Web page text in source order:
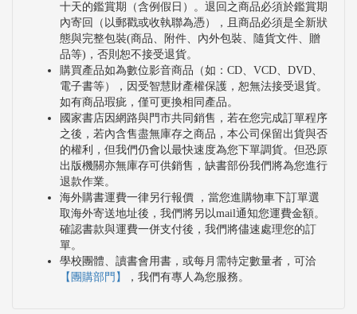
十天的鑑賞期（含例假日）。退回之商品必須於鑑賞期
內寄回（以郵戳或收執聯為憑），且商品必須是全新狀
態與完整包裝(商品、附件、內外包裝、隨貨文件、贈
品等)，否則恕不接受退貨。
購買產品如為數位影音商品（如：CD、VCD、DVD、
電子書等），因受智慧財產權保護，恕無法接受退貨。
如有商品瑕疵，僅可更換相同產品。
國家書店因網路與門市共同銷售，若在您完成訂單程序
之後，若內含售盡無庫存之商品，本公司保留出貨與否
的權利，但我們仍會以最快速度為您下單調貨。但恐原
出版機關亦無庫存可供銷售，缺書部份我們將為您進行
退款作業。
海外購書運費一律另行報價 ，當您進購物車下訂單選
取海外寄送地址後，我們將另以mail通知您運費金額。
確認書款與運費一併支付後，我們將儘速處理您的訂
單。
學校團體、讀書會用書，或每月需特定數量者，可洽
【團購部門】
，我們有專人為您服務。